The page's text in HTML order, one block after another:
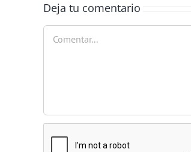
Deja tu comentario
Comentar